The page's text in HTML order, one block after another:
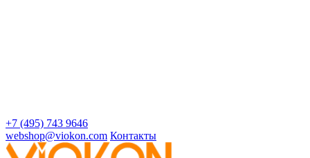
+7 (495) 743 9646
webshop@viokon.com Контакты